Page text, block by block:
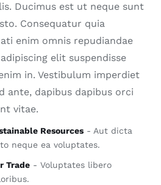
Ducimus est ut neque sunt
Consequatur quia
enim omnis repudiandae
elit suspendisse
in. Vestibulum imperdiet
ante, dapibus dapibus orci
vitae.
Resources- Aut dicta
neque ea voluptates.
Trade- Voluptates libero